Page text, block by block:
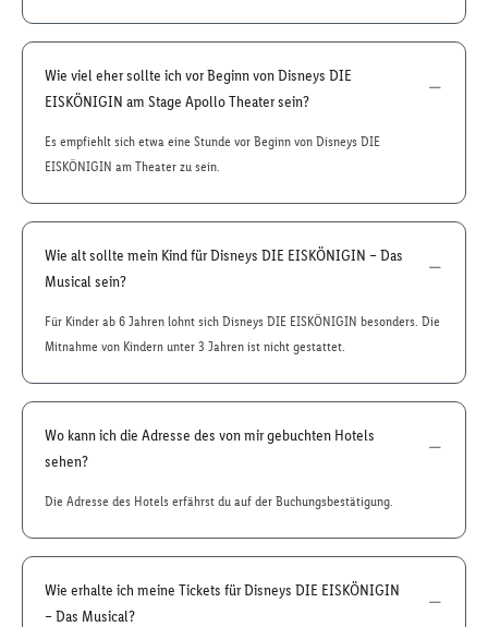
Wie viel eher sollte ich vor Beginn von Disneys DIE
EISKÖNIGIN am Stage Apollo Theater sein?
Es empfiehlt sich etwa eine Stunde vor Beginn von Disneys DIE
EISKÖNIGIN am Theater zu sein.
Wie alt sollte mein Kind für Disneys DIE EISKÖNIGIN – Das
Musical sein?
Für Kinder ab 6 Jahren lohnt sich Disneys DIE EISKÖNIGIN besonders. Die
Mitnahme von Kindern unter 3 Jahren ist nicht gestattet.
Wo kann ich die Adresse des von mir gebuchten Hotels
sehen?
Die Adresse des Hotels erfährst du auf der Buchungsbestätigung.
Wie erhalte ich meine Tickets für Disneys DIE EISKÖNIGIN
– Das Musical?